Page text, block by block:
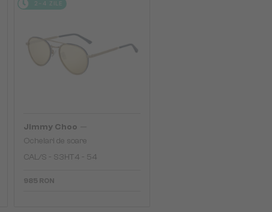
2-4 ZILE
Jimmy Choo
Ochelari de soare
CAL/S - S3HT4 - 54
985 RON